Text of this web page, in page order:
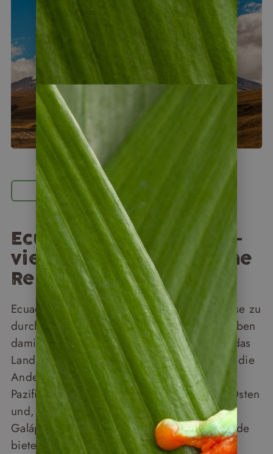
Naturwunder
Ecuador & Galápagos –
viele Landschaften, eine
Reise
Ecuador ist klein genug, um es in einer Reise zu
durchqueren – und groß genug, um ein Leben
damit zu füllen. Auf engstem Raum vereint das
Land vier völlig verschiedene Landschaften: die
Anden mit ihren Vulkanen und Märkten, die
Pazifikküste, den Amazonas-Regenwald im Osten
und, 1.000 Kilometer vor der Küste, die
Galápagos-Inseln. Kein anderes Land der Erde
bietet diese Dichte an Naturerlebnissen.